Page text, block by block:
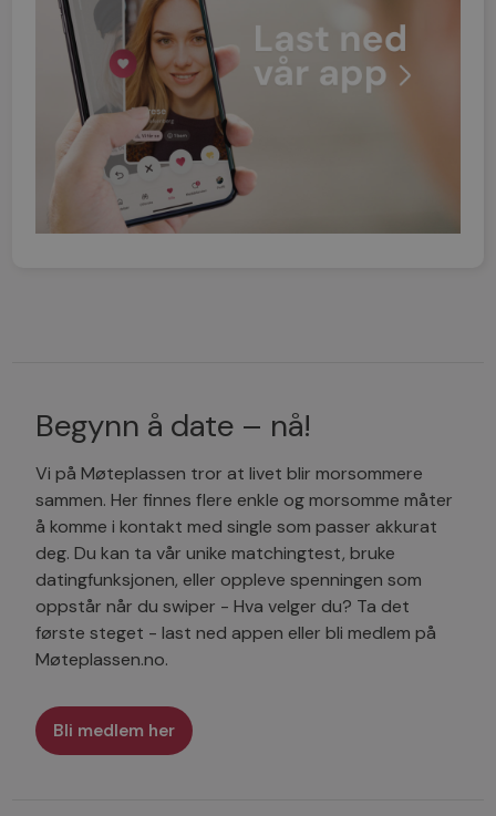
Begynn å date – nå!
Vi på Møteplassen tror at livet blir morsommere
sammen. Her finnes flere enkle og morsomme måter
å komme i kontakt med single som passer akkurat
deg. Du kan ta vår unike matchingtest, bruke
datingfunksjonen, eller oppleve spenningen som
oppstår når du swiper - Hva velger du? Ta det
første steget - last ned appen eller bli medlem på
Møteplassen.no.
Bli medlem her